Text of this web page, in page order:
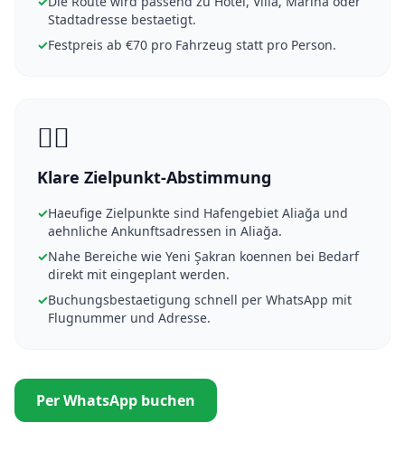
Stadtadresse bestaetigt.
✓Festpreis ab €70 pro Fahrzeug statt pro Person.
👨‍✈️
Klare Zielpunkt-Abstimmung
✓Haeufige Zielpunkte sind Hafengebiet Aliağa und
aehnliche Ankunftsadressen in Aliağa.
✓Nahe Bereiche wie Yeni Şakran koennen bei Bedarf
direkt mit eingeplant werden.
✓Buchungsbestaetigung schnell per WhatsApp mit
Flugnummer und Adresse.
Per WhatsApp buchen